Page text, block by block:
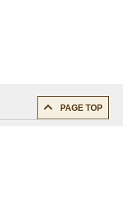
PAGE TOP